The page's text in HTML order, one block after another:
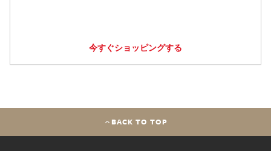
今すぐショッピングする
BACK TO TOP